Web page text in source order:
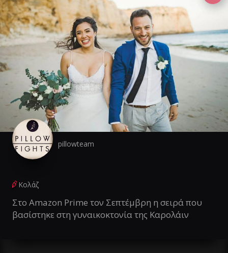
pillowteam
Κολάζ
Στο Amazon Prime τον Σεπτέμβρη η σειρά που
βασίστηκε στη γυναικοκτονία της Καρολάιν